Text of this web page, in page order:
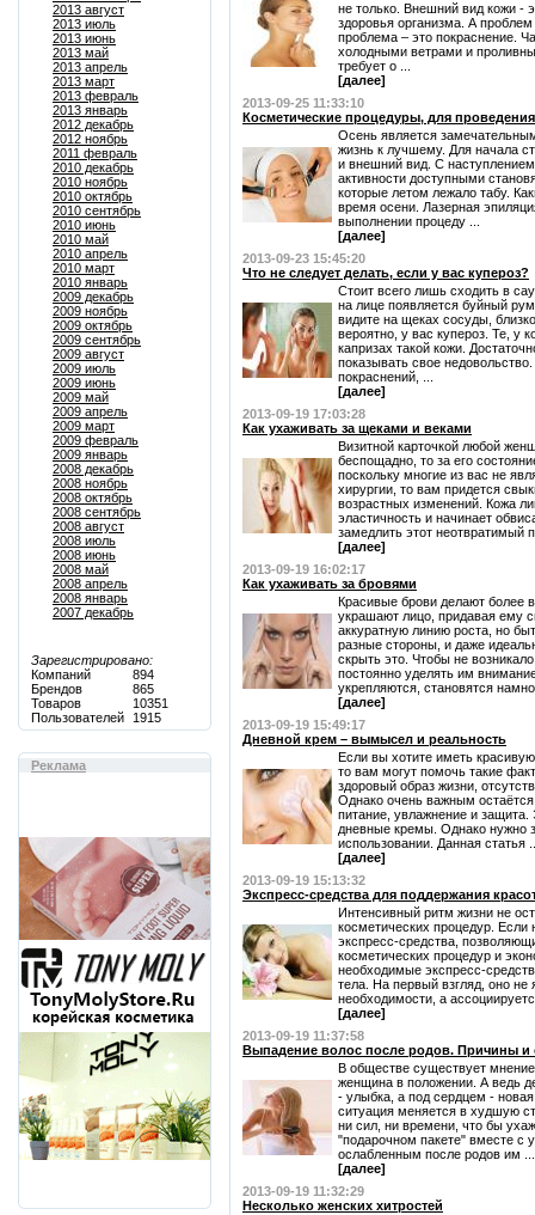
2013 август
2013 июль
2013 июнь
2013 май
2013 апрель
2013 март
2013 февраль
2013 январь
2012 декабрь
2012 ноябрь
2011 февраль
2010 декабрь
2010 ноябрь
2010 октябрь
2010 сентябрь
2010 июнь
2010 май
2010 апрель
2010 март
2010 январь
2009 декабрь
2009 ноябрь
2009 октябрь
2009 сентябрь
2009 август
2009 июль
2009 июнь
2009 май
2009 апрель
2009 март
2009 февраль
2009 январь
2008 декабрь
2008 ноябрь
2008 октябрь
2008 сентябрь
2008 август
2008 июль
2008 июнь
2008 май
2008 апрель
2008 январь
2007 декабрь
Зарегистрировано:
Компаний
894
Брендов
865
Товаров
10351
Пользователей
1915
Реклама
не только. Внешний вид кожи -
здоровья организма. А
проблема – это покраснение.
холодными ветрами и
требует о ...
[далее]
2013-09-25 11:33:10
Косметические процедуры, для
Осень является
жизнь к лучшему. Для начала
и внешний вид. С
активности доступными
которые летом лежало табу.
время осени. Лазерная
выполнении процеду ...
[далее]
2013-09-23 15:45:20
Что не следует делать, если у вас купероз?
Стоит всего лишь сходить в
на лице появляется буйный
видите на щеках сосуды,
вероятно, у вас купероз. Те, у
капризах такой кожи.
показывать свое
покраснений, ...
[далее]
2013-09-19 17:03:28
Как ухаживать за щеками и веками
Визитной карточкой любой
беспощадно, то за его
поскольку многие из вас не
хирургии, то вам придется
возрастных изменений. Кожа
эластичность и начинает
замедлить этот неотвратимый
[далее]
2013-09-19 16:02:17
Как ухаживать за бровями
Красивые брови делают более
украшают лицо, придавая ему
аккуратную линию роста, но
разные стороны, и даже
скрыть это. Чтобы не
постоянно уделять им
укрепляются, становятся
[далее]
2013-09-19 15:49:17
Дневной крем – вымысел и реальность
Если вы хотите иметь
то вам могут помочь такие
здоровый образ жизни,
Однако очень важным
питание, увлажнение и
дневные кремы. Однако нужно
использовании. Данная статья
[далее]
2013-09-19 15:13:32
Экспресс-средства для поддержания
Интенсивный ритм жизни не
косметических процедур. Если
экспресс-средства,
косметических процедур и
необходимые экспресс-
тела. На первый взгляд, оно не
необходимости, а
[далее]
2013-09-19 11:37:58
Выпадение волос после родов. Причины
В обществе существует
женщина в положении. А ведь
- улыбка, а под сердцем -
ситуация меняется в худшую
ни сил, ни времени, что бы
"подарочном пакете" вместе с
ослабленным после родов им ...
[далее]
2013-09-19 11:32:29
Несколько женских хитростей